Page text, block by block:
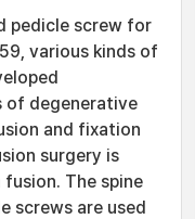
pedicle screw for
various kinds of
of degenerative
and fixation
surgery is
The spine
screws are used